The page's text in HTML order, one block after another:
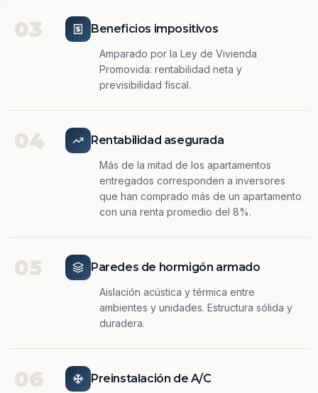
03 Beneficios impositivos
Amparado por la Ley de Vivienda
Promovida: rentabilidad neta y
previsibilidad fiscal.
04 Rentabilidad asegurada
Más de la mitad de los apartamentos
entregados corresponden a inversores
que han comprado más de un apartamento
con una renta promedio del 8%.
05 Paredes de hormigón armado
Aislación acústica y térmica entre
ambientes y unidades. Estructura sólida y
duradera.
06 Preinstalación de A/C